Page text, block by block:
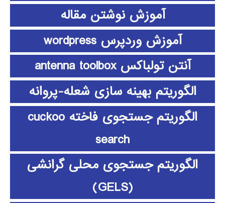
آموزش نوشتن مقاله
آموزش وردپرس wordpress
آنتن تولباکس antenna toolbox
الگوریتم بهینه سازی شعله-پروانه
الگوریتم جستجوی فاخته cuckoo
search
الگوریتم جستجوی محلی گرانشی
(GELS)